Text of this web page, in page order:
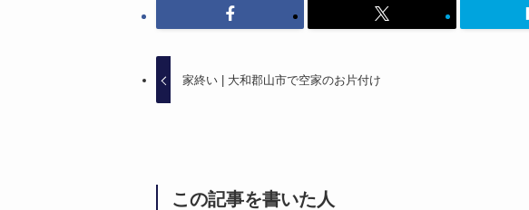
家終い | 大和郡山市で空家のお片付け
この記事を書いた人